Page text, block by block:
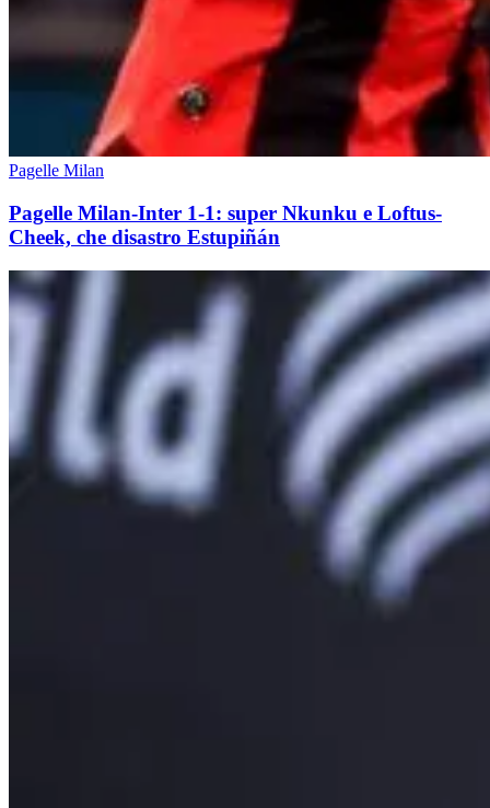
Pagelle Milan
Pagelle Milan-Inter 1-1: super Nkunku e Loftus-
Cheek, che disastro Estupiñán